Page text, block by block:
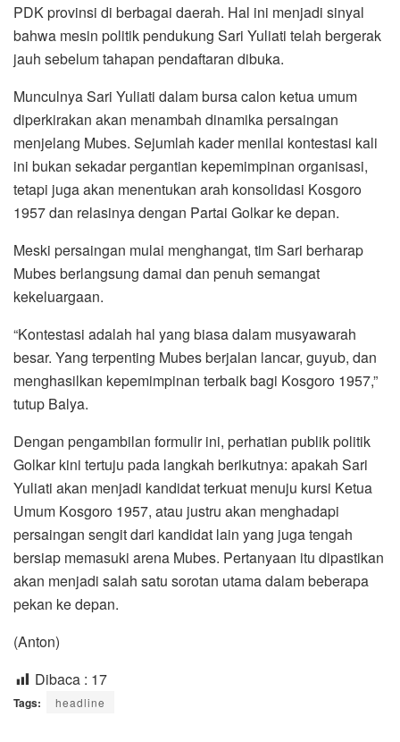
PDK provinsi di berbagai daerah. Hal ini menjadi sinyal
bahwa mesin politik pendukung Sari Yuliati telah bergerak
jauh sebelum tahapan pendaftaran dibuka.
Munculnya Sari Yuliati dalam bursa calon ketua umum
diperkirakan akan menambah dinamika persaingan
menjelang Mubes. Sejumlah kader menilai kontestasi kali
ini bukan sekadar pergantian kepemimpinan organisasi,
tetapi juga akan menentukan arah konsolidasi Kosgoro
1957 dan relasinya dengan Partai Golkar ke depan.
Meski persaingan mulai menghangat, tim Sari berharap
Mubes berlangsung damai dan penuh semangat
kekeluargaan.
“Kontestasi adalah hal yang biasa dalam musyawarah
besar. Yang terpenting Mubes berjalan lancar, guyub, dan
menghasilkan kepemimpinan terbaik bagi Kosgoro 1957,”
tutup Balya.
Dengan pengambilan formulir ini, perhatian publik politik
Golkar kini tertuju pada langkah berikutnya: apakah Sari
Yuliati akan menjadi kandidat terkuat menuju kursi Ketua
Umum Kosgoro 1957, atau justru akan menghadapi
persaingan sengit dari kandidat lain yang juga tengah
bersiap memasuki arena Mubes. Pertanyaan itu dipastikan
akan menjadi salah satu sorotan utama dalam beberapa
pekan ke depan.
(Anton)
Dibaca : 17
Tags: headline